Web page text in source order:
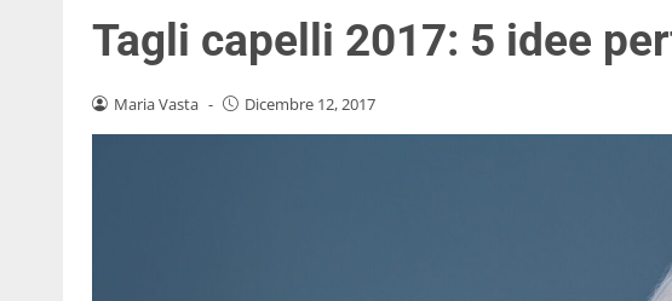
Tagli capelli 2017: 5 idee
Maria Vasta - Dicembre 12, 2017